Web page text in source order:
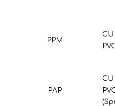
PPM
CU
PAP
CU